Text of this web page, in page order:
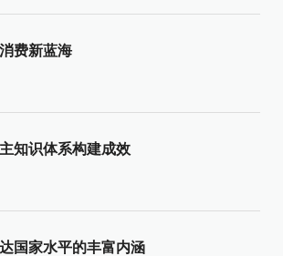
费新蓝海
知识体系构建成效
国家水平的丰富内涵